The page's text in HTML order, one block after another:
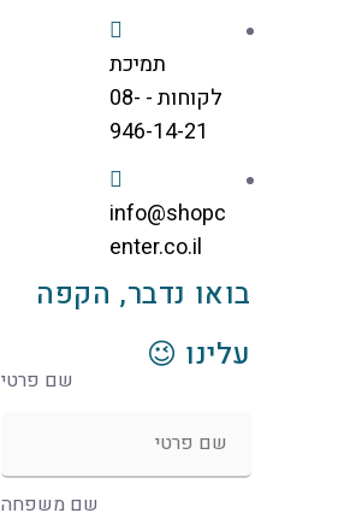
תמיכת
לקוחות - 08-
946-14-21
info@shopc
enter.co.il
בואו נדבר, הקפה
עלינו 😉
שם פרטי
שם משפחה